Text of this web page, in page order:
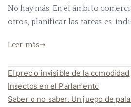
No hay más. En el ámbito
otros, planificar las tareas es
Leer más
El precio invisible de la comodidad
Insectos en el Parlamento
Saber o no saber. Un juego de